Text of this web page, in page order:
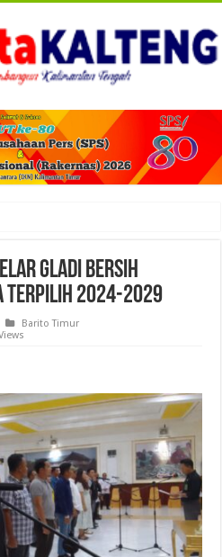
Gladi Bersih
2024-2029
Barito Timur